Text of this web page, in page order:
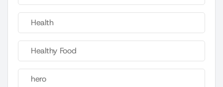
Health
Healthy Food
hero